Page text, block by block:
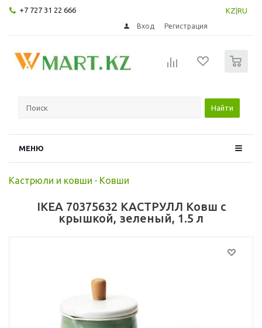
+7 727 31 22 666 KZ RU
Вход Регистрация
Найти
МЕНЮ
Кастрюли и ковши - Ковши
IKEA 70375632 КАСТРУЛЛ Ковш с
крышкой, зеленый, 1.5 л